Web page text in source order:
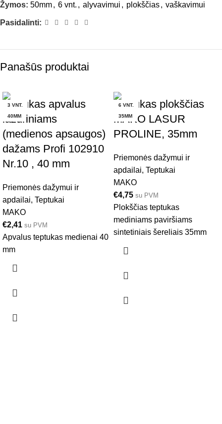
Žymos: 50mm, 6 vnt. , alyvavimui , plokščias, vaškavimui
Pasidalinti:
Panašūs produktai
3 VNT.
40MM
Teptukas apvalus
lazuriniams
(medienos apsaugos)
dažams Profi 102910
Nr.10 , 40 mm
Priemonės dažymui ir
apdailai, Teptukai
MAKO
€2,41 su PVM
Apvalus teptukas medienai 40
mm
6 VNT.
35MM
Teptukas plokščias
MAKO LASUR
PROLINE, 35mm
Priemonės dažymui ir
apdailai, Teptukai
MAKO
€4,75 su PVM
Plokščias teptukas
mediniams paviršiams
sintetiniais šereliais 35mm